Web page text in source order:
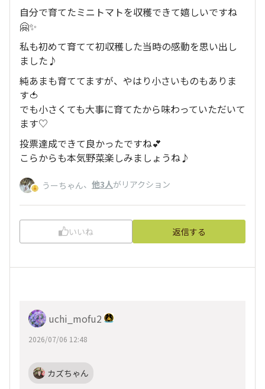
自分で育てたミニトマトを収穫できて嬉しいですね
🤗✨
私も初めて育てて初収穫した当時の感動を思い出し
ました♪
純あまも育ててますが、やはり小さいものもありま
す🍅
でも小さくても大事に育てたから味わっていただいて
ます♡
投票達成できて良かったですね💕
こらからも本気野菜楽しみましょうね♪
うーちゃん、 他3人がリアクション
いいね 返信する
uchi_mofu2
2026/07/06 12:48
カズちゃん